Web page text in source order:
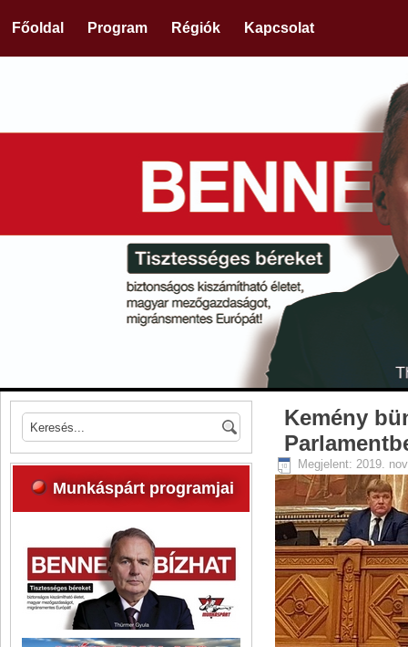
Főoldal Program Régiók Kapcsolat
Munkáspárt programjai
Kemény
Megjelent: 2019.